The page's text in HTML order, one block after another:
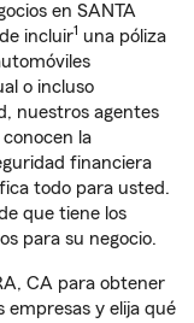
en SANTA
incluir1 una póliza
o incluso
nuestros agentes
la
financiera
todo para usted.
que tiene los
para su negocio.
CA para obtener
empresas y elija qué